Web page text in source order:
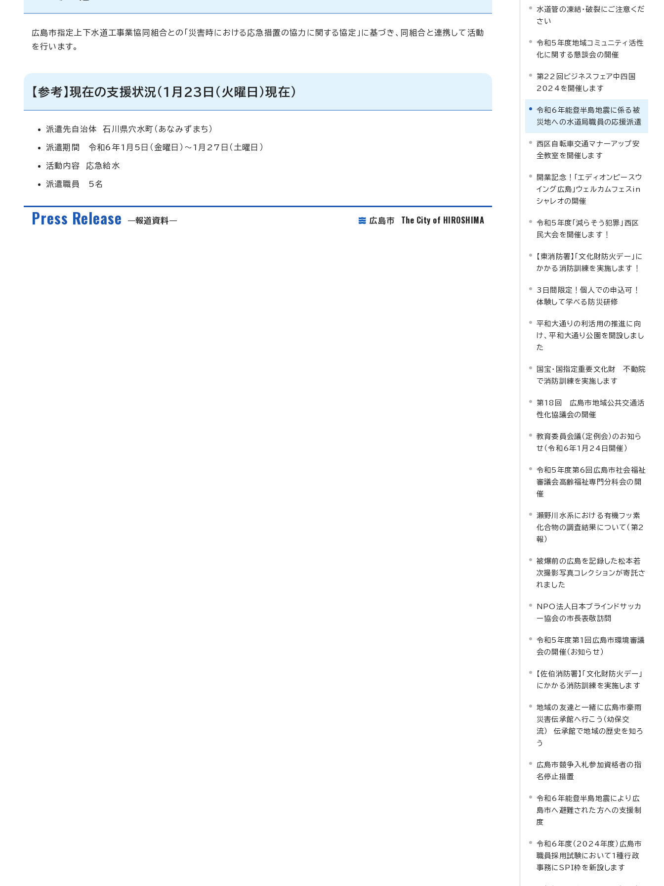
広島市指定上下水道工事業協同組合との「災害時における応急措置の協力に関する協定」に基づき、同組合と連携して活動
を行います。
【参考】 現在の支援状況（1月23日（火曜日）現在）
派遣先自治体 石川県穴水町（あなみずまち）
派遣期間 令和6年1月5日（金曜日）～1月27日（土曜日）
活動内容 応急給水
派遣職員 5名
Press Release 報道資料 広島市 The City of HIROSHIMA
水道管の凍結・破裂にご注意くだ
さい
令和5年度地域コミュニティ活性
化に関する懇談会の開催
第22回ビジネスフェア中四国
2024を開催します
令和6年能登半島地震に係る被
災地への水道局職員の応援派遣
西区自転車交通マナーアップ安
全教室を開催します
開業記念！「エディオンピースウ
イング広島」ウェルカムフェスin
シャレオの開催
令和5年度「減らそう犯罪」西区
民大会を開催します！
【東消防署】「文化財防火デー」に
かかる消防訓練を実施します！
3日間限定！個人での申込可！
体験して学べる防災研修
平和大通りの利活用の推進に向
け、平和大通り公園を開設しまし
た
国宝・国指定重要文化財 不動院
で消防訓練を実施します
第18回 広島市地域公共交通活
性化協議会の開催
教育委員会議（定例会）のお知ら
せ（令和6年1月24日開催）
令和5年度第6回広島市社会福祉
審議会高齢福祉専門分科会の開
催
瀬野川水系における有機フッ素
化合物の調査結果について（第2
報）
被爆前の広島を記録した松本若
次撮影写真コレクションが寄託さ
れました
NPO法人日本ブラインドサッカ
ー協会の市長表敬訪問
令和5年度第1回広島市環境審議
会の開催（お知らせ）
【佐伯消防署】「文化財防火デー」
にかかる消防訓練を実施します
地域の友達と一緒に広島市豪雨
災害伝承館へ行こう（幼保交
流） 伝承館で地域の歴史を知ろ
う
広島市競争入札参加資格者の指
名停止措置
令和6年能登半島地震により広
島市へ避難された方への支援制
度
令和6年度（2024年度）広島市
職員採用試験において1種行政
事務にSPI枠を新設します